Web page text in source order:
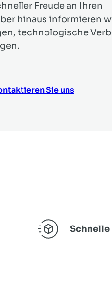
Freude an Ihren
hinaus informieren
technologische
Sie uns
Schnelle